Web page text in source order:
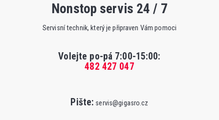
Nonstop servis 24 / 7
Servisní technik, který je připraven Vám pomoci
Volejte po-pá 7:00-15:00:
482 427 047
Pište: servis@gigasro.cz